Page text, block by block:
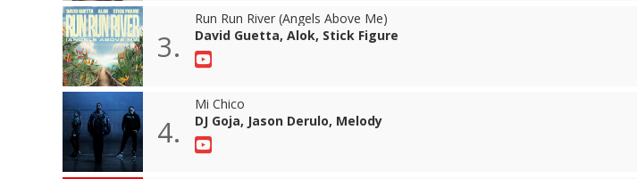
3.
Run Run River (Angels Above Me)
David Guetta, Alok, Stick Figure
4.
Mi Chico
DJ Goja, Jason Derulo, Melody